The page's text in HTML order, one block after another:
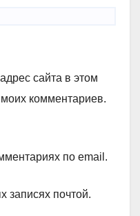
сайта в этом
комментариев.
по email.
записях почтой.